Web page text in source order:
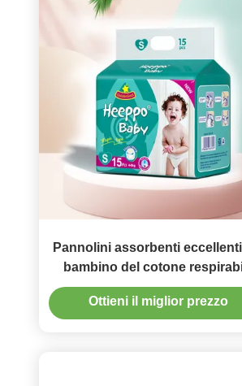
Pannolini assorbenti eccellenti
bambino del cotone
eliminabile sonnolento del
pannolino
Ottieni il miglior prezzo